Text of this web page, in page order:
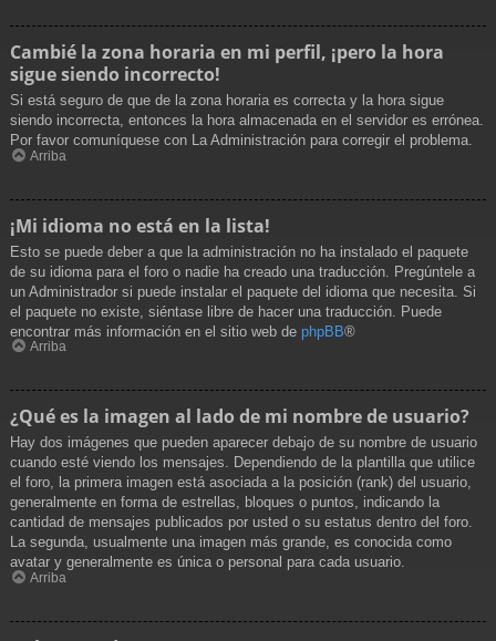
Cambié la zona horaria en mi perfil, ¡pero la hora
sigue siendo incorrecto!
Si está seguro de que de la zona horaria es correcta y la hora sigue
siendo incorrecta, entonces la hora almacenada en el servidor es errónea.
Por favor comuníquese con La Administración para corregir el problema.
Arriba
¡Mi idioma no está en la lista!
Esto se puede deber a que la administración no ha instalado el paquete
de su idioma para el foro o nadie ha creado una traducción. Pregúntele a
un Administrador si puede instalar el paquete del idioma que necesita. Si
el paquete no existe, siéntase libre de hacer una traducción. Puede
encontrar más información en el sitio web de phpBB®
Arriba
¿Qué es la imagen al lado de mi nombre de usuario?
Hay dos imágenes que pueden aparecer debajo de su nombre de usuario
cuando esté viendo los mensajes. Dependiendo de la plantilla que utilice
el foro, la primera imagen está asociada a la posición (rank) del usuario,
generalmente en forma de estrellas, bloques o puntos, indicando la
cantidad de mensajes publicados por usted o su estatus dentro del foro.
La segunda, usualmente una imagen más grande, es conocida como
avatar y generalmente es única o personal para cada usuario.
Arriba